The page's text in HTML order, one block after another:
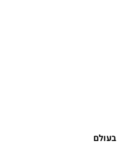
בעולם